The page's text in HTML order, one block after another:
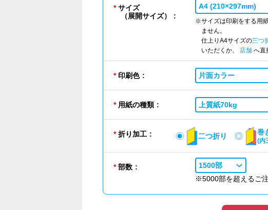
サイズ
（展開サイズ）
A4 (210×297mm)
※サイズは印刷をする用
ません。
仕上りA4サイズの三つ
いただくか、 店舗 へ直
印刷色 片面カラー
用紙の種類 上質紙70kg
折り加工 二つ折り 巻
(内
部数
1500部
※5000部を超えるご